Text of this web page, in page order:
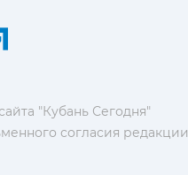
"Кубань Сегодня"
согласия редакции